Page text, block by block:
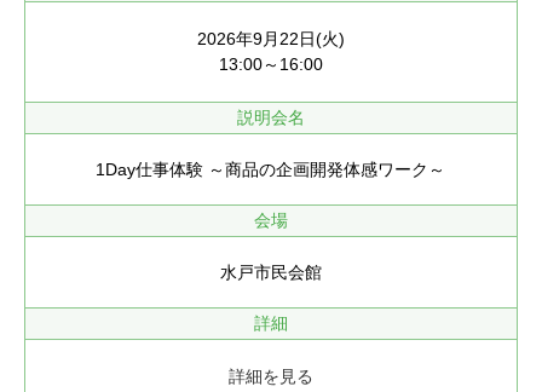
2026年9月22日(火)
13:00～16:00
説明会名
1Day仕事体験 ～商品の企画開発体感ワーク～
会場
水戸市民会館
詳細
詳細を見る